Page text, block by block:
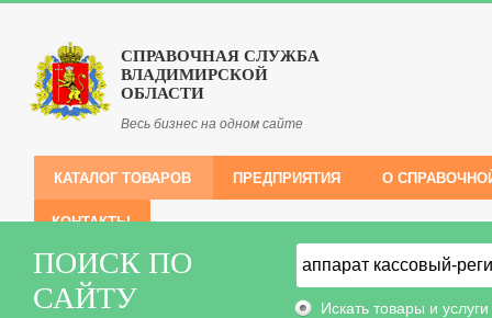
СПРАВОЧНАЯ СЛУЖБА
ВЛАДИМИРСКОЙ
ОБЛАСТИ
Весь бизнес на одном сайте
КАТАЛОГ ТОВАРОВ ПРЕДПРИЯТИЯ О
КОНТАКТЫ
ПОИСК ПО
САЙТУ
Искать товары и услуги